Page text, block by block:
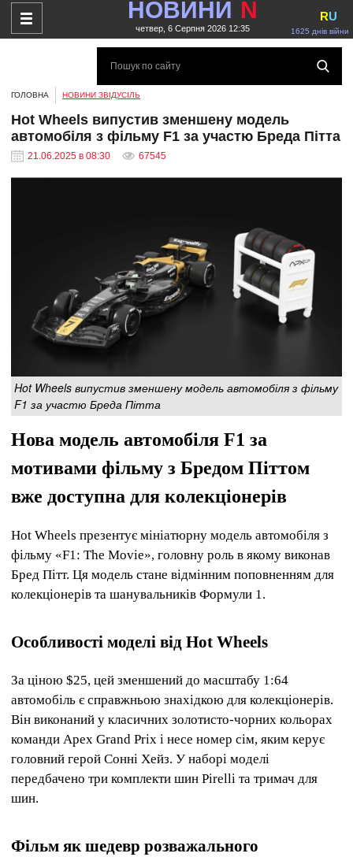
НОВИНИ N
четвер, 6 Серпня 2026 12:35 1625 днів війни
RU
ГОЛОВНА НОВИНИ ЗВІДУСІЛЬ
Hot Wheels випустив зменшену модель
автомобіля з фільму F1 за участю Бреда Пітта
21.06.2025 в 08:30 67545
Hot Wheels випустив зменшену модель автомобіля з фільму
F1 за участю Бреда Пітта
Нова модель автомобіля F1 за
мотивами фільму з Бредом Піттом
вже доступна для колекціонерів
Hot Wheels презентує мініатюрну модель автомобіля з
фільму «F1: The Movie», головну роль в якому виконав
Бред Пітт. Ця модель стане відмінним поповненням для
колекціонерів та шанувальників Формули 1.
Особливості моделі від Hot Wheels
За ціною $25, цей зменшений до масштабу 1:64
автомобіль є справжньою знахідкою для колекціонерів.
Він виконаний у класичних золотисто-чорних кольорах
команди Apex Grand Prix і несе номер сім, яким керує
головний герой Сонні Хейз. У наборі моделі
передбачено три комплекти шин Pirelli та тримач для
шин.
Фільм як шедевр розважального